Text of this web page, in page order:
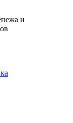
и